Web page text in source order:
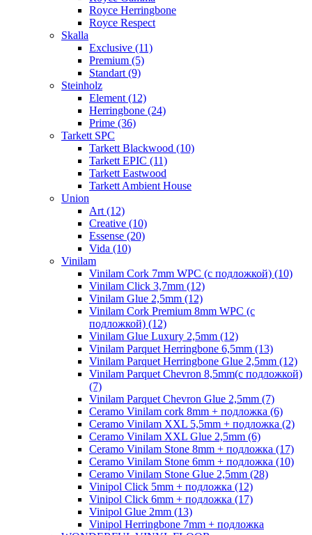
Royce Herringbone
Royce Respect
Skalla
Exclusive (11)
Premium (5)
Standart (9)
Steinholz
Element (12)
Herringbone (24)
Prime (36)
Tarkett SPC
Tarkett Blackwood (10)
Tarkett EPIC (11)
Tarkett Eastwood
Tarkett Ambient House
Union
Art (12)
Creative (10)
Essense (20)
Vida (10)
Vinilam
Vinilam Cork 7mm WPC (с подложкой) (10)
Vinilam Click 3,7mm (12)
Vinilam Glue 2,5mm (12)
Vinilam Cork Premium 8mm WPC (с
подложкой) (12)
Vinilam Glue Luxury 2,5mm (12)
Vinilam Parquet Herringbone 6,5mm (13)
Vinilam Parquet Herringbone Glue 2,5mm (12)
Vinilam Parquet Chevron 8,5mm(с подложкой)
(7)
Vinilam Parquet Chevron Glue 2,5mm (7)
Ceramo Vinilam cork 8mm + подложка (6)
Ceramo Vinilam XXL 5,5mm + подложка (2)
Ceramo Vinilam XXL Glue 2,5mm (6)
Ceramo Vinilam Stone 8mm + подложка (17)
Ceramo Vinilam Stone 6mm + подложка (10)
Ceramo Vinilam Stone Glue 2,5mm (28)
Vinipol Click 5mm + подложка (12)
Vinipol Click 6mm + подложка (17)
Vinipol Glue 2mm (13)
Vinipol Herringbone 7mm + подложка